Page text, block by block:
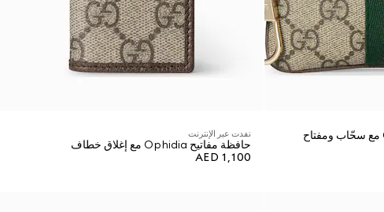
نفدت عبر الإنترنت
حافظة مفاتيح Ophidia مع إغلاق خطاف
AED 1,100